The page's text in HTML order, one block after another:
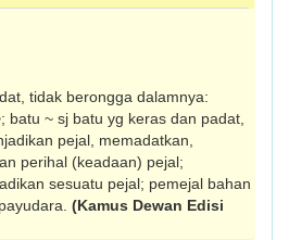
tidak berongga dalam­nya:
batu ~ sj batu yg keras dan padat,
pejal, memadat­kan,
perihal (keadaan) pejal;
sesuatu pejal; pemejal bahan
(Kamus Dewan Edisi